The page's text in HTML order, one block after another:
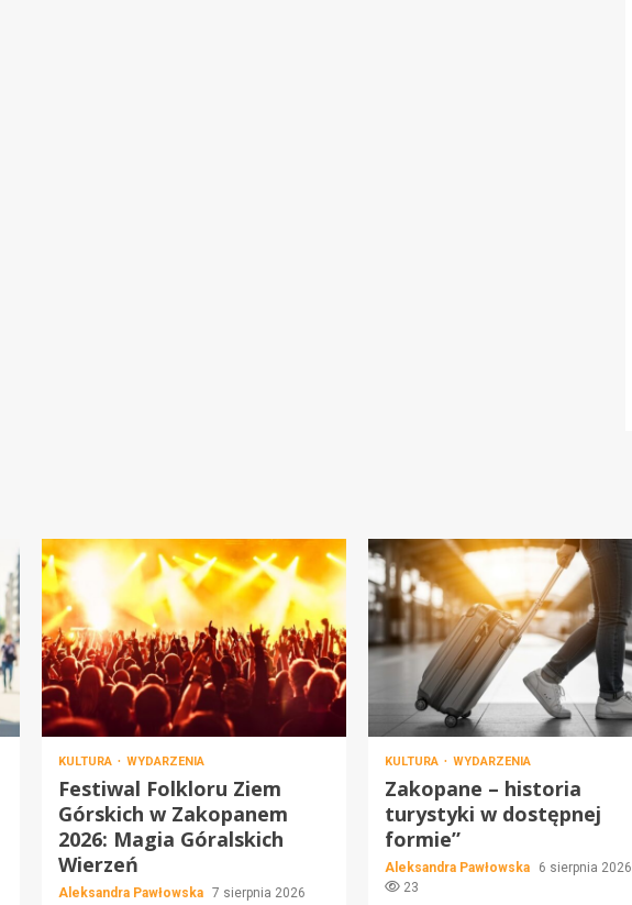
KULTURA WYDARZENIA
Festiwal Folkloru Ziem
Górskich w Zakopanem
2026: Magia Góralskich
Wierzeń
Aleksandra Pawłowska 7 sierpnia 2026
KULTURA WYDARZENIA
Zakopane – historia
turystyki w dostępnej
formie”
Aleksandra Pawłowska
6 sierpnia 2026
23